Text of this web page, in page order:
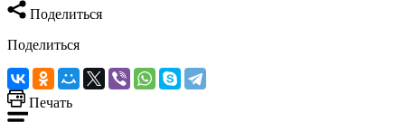
Поделиться
Поделиться
Печать